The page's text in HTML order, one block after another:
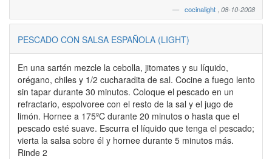
cocinalight 08-10-2008
PESCADO CON SALSA ESPAÑOLA (LIGHT)
En una sartén mezcle la cebolla, jitomates y su líquido,
orégano, chiles y 1/2 cucharadita de sal. Cocine a fuego lento
sin tapar durante 30 minutos. Coloque el pescado en un
refractario, espolvoree con el resto de la sal y el jugo de
limón. Hornee a 175ºC durante 20 minutos o hasta que el
pescado esté suave. Escurra el líquido que tenga el pescado;
vierta la salsa sobre él y hornee durante 5 minutos más.
Rinde 2